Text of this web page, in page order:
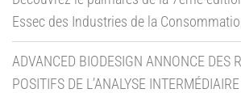
Essec des Industries de la
ADVANCED BIODESIGN ANNONCE DES
POSITIFS DE L’ANALYSE